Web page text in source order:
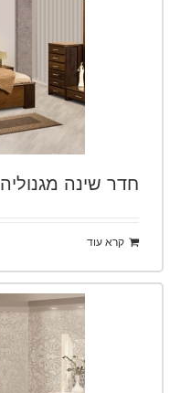
חדר שינה מגנוליה
קרא עוד